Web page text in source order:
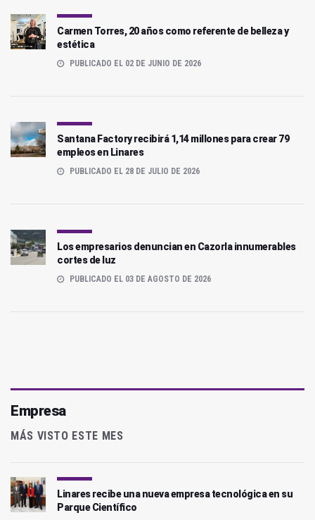
Carmen Torres, 20 años como referente de belleza y
estética
PUBLICADO EL 02 DE JUNIO DE 2026
Santana Factory recibirá 1,14 millones para crear 79
empleos en Linares
PUBLICADO EL 28 DE JULIO DE 2026
Los empresarios denuncian en Cazorla innumerables
cortes de luz
PUBLICADO EL 03 DE AGOSTO DE 2026
Empresa
MÁS VISTO ESTE MES
Linares recibe una nueva empresa tecnológica en su
Parque Científico